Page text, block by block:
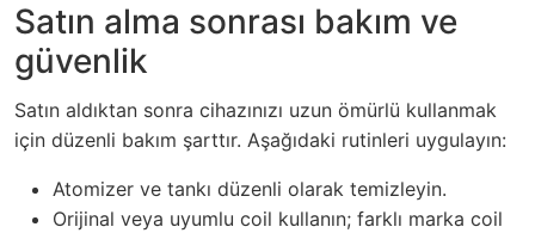
Satın alma sonrası bakım ve
güvenlik
Satın aldıktan sonra cihazınızı uzun ömürlü kullanmak
için düzenli bakım şarttır. Aşağıdaki rutinleri uygulayın:
Atomizer ve tankı düzenli olarak temizleyin.
Orijinal veya uyumlu coil kullanın; farklı marka coil